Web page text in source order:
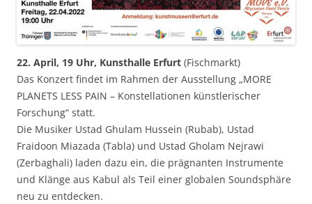
22. April, 19 Uhr, Kunsthalle Erfurt (Fischmarkt)
Das Konzert findet im Rahmen der Ausstellung „MORE
PLANETS LESS PAIN – Konstellationen künstlerischer
Forschung“ statt.
Die Musiker Ustad Ghulam Hussein (Rubab), Ustad
Fraidoon Miazada (Tabla) und Ustad Gholam Nejrawi
(Zerbaghali) laden dazu ein, die prägnanten Instrumente
und Klänge aus Kabul als Teil einer globalen Soundsphäre
neu zu entdecken.